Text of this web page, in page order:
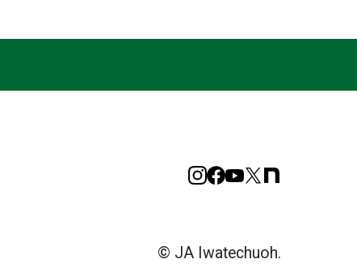
Instagram
Facebook
YouTube
X
© JA Iwatechuoh.